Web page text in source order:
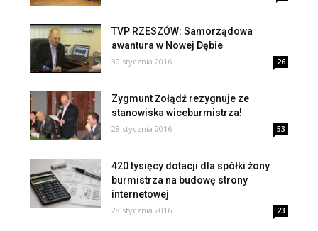
TVP RZESZÓW: Samorządowa
awantura w Nowej Dębie
30 stycznia 2016 26
Zygmunt Żołądź rezygnuje ze
stanowiska wiceburmistrza!
28 stycznia 2016 53
420 tysięcy dotacji dla spółki żony
burmistrza na budowę strony
internetowej
28 stycznia 2016 23